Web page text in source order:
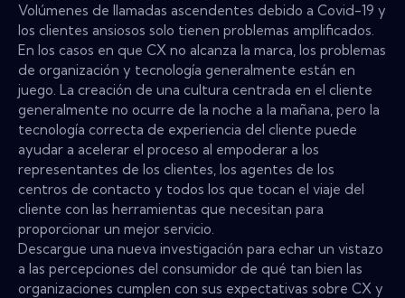
Volúmenes de llamadas ascendentes debido a Covid-19 y
los clientes ansiosos solo tienen problemas amplificados.
En los casos en que CX no alcanza la marca, los problemas
de organización y tecnología generalmente están en
juego. La creación de una cultura centrada en el cliente
generalmente no ocurre de la noche a la mañana, pero la
tecnología correcta de experiencia del cliente puede
ayudar a acelerar el proceso al empoderar a los
representantes de los clientes, los agentes de los
centros de contacto y todos los que tocan el viaje del
cliente con las herramientas que necesitan para
proporcionar un mejor servicio.
Descargue una nueva investigación para echar un vistazo
a las percepciones del consumidor de qué tan bien las
organizaciones cumplen con sus expectativas sobre CX y